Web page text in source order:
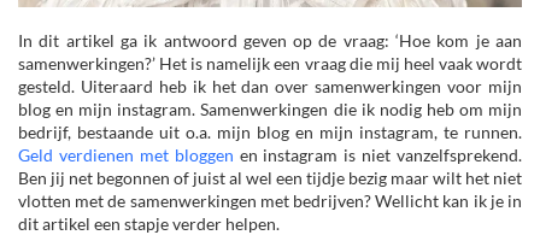
In dit artikel ga ik antwoord geven op de vraag: ‘Hoe kom je aan
samenwerkingen?’ Het is namelijk een vraag die mij heel vaak wordt
gesteld. Uiteraard heb ik het dan over samenwerkingen voor mijn
blog en mijn instagram. Samenwerkingen die ik nodig heb om mijn
bedrijf, bestaande uit o.a. mijn blog en mijn instagram, te runnen.
Geld verdienen met bloggen en instagram is niet vanzelfsprekend.
Ben jij net begonnen of juist al wel een tijdje bezig maar wilt het niet
vlotten met de samenwerkingen met bedrijven? Wellicht kan ik je in
dit artikel een stapje verder helpen.